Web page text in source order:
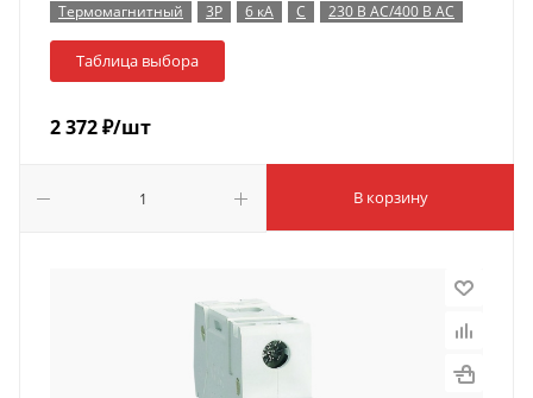
Термомагнитный
3P 6 кА C 230 В AC/400 В AC
Таблица выбора
2 372₽/шт
В корзину